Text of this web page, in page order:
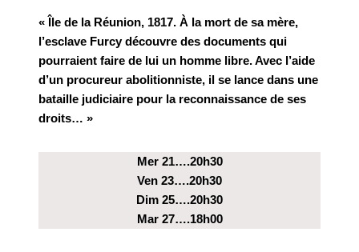
« Île de la Réunion, 1817. À la mort de sa mère,
l’esclave Furcy découvre des documents qui
pourraient faire de lui un homme libre. Avec l’aide
d’un procureur abolitionniste, il se lance dans une
bataille judiciaire pour la reconnaissance de ses
droits… »
Mer 21….20h30
Ven 23….20h30
Dim 25….20h30
Mar 27….18h00